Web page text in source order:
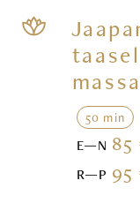
50 min
E—N 85
R—P 95